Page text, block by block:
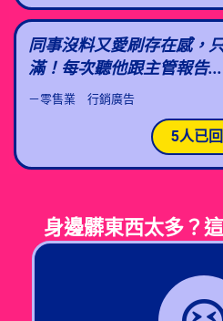
同事沒料又愛刷存在感，
滿！每次聽他跟主管報告...
－零售業 行銷廣告
5人已
身邊髒東西太多？